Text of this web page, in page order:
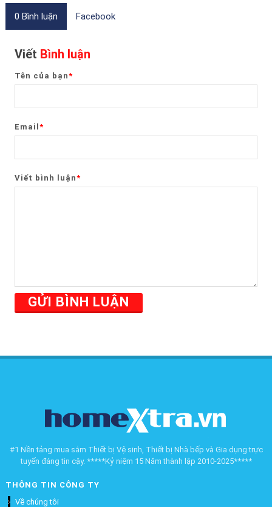
0 Bình luận Facebook
Viết Bình luận
Tên của bạn*
Email *
Viết bình luận*
GỬI BÌNH LUẬN
#1 Nền tảng mua sắm Thiết bị Vệ sinh, Thiết bị Nhà bếp và Gia dụng trực
tuyến đáng tin cậy. *****Kỷ niệm 15 Năm thành lập 2010-2025*****
THÔNG TIN CÔNG TY
Về chúng tôi